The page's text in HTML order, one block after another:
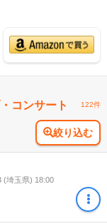
コンサート 122件
絞り込む
(埼玉県) 18:00